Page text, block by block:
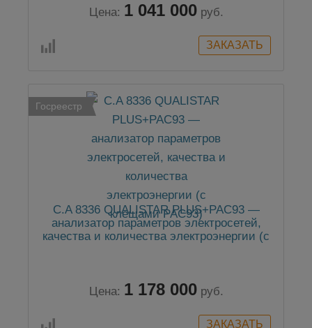
Цена: 1 041 000 руб.
Госреестр
C.A 8336 QUALISTAR PLUS+PAC93 —
анализатор параметров электросетей,
качества и количества электроэнергии (с
Цена: 1 178 000 руб.